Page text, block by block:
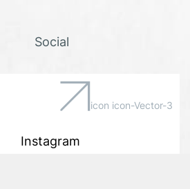
Social
icon icon-Vector-3
Instagram